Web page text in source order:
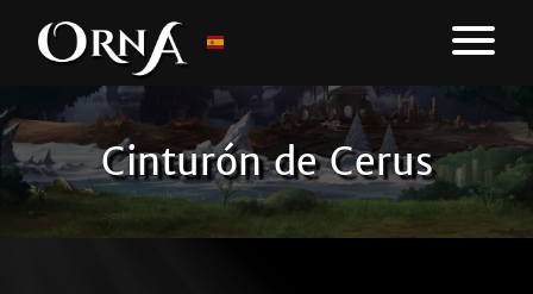
Cinturón de Cerus